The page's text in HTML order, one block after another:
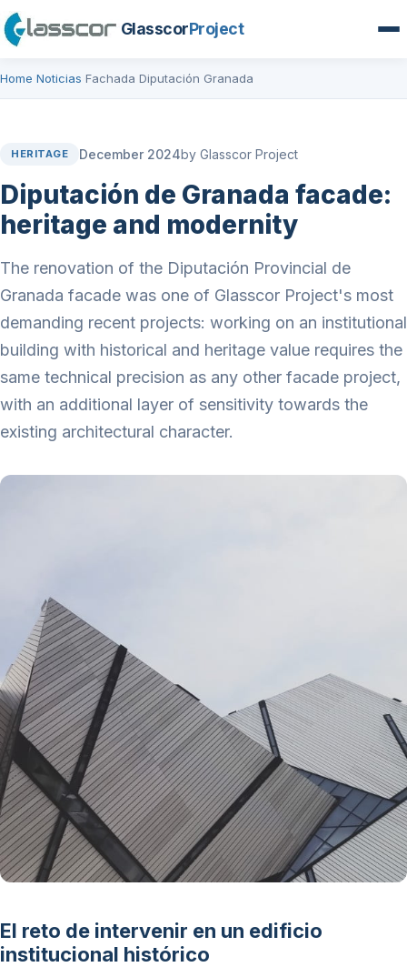
GlasscorProject
Home Noticias Fachada Diputación Granada
HERITAGE December 2024by Glasscor Project
Diputación de Granada facade:
heritage and modernity
The renovation of the Diputación Provincial de
Granada facade was one of Glasscor Project's most
demanding recent projects: working on an institutional
building with historical and heritage value requires the
same technical precision as any other facade project,
with an additional layer of sensitivity towards the
existing architectural character.
El reto de intervenir en un edificio
institucional histórico